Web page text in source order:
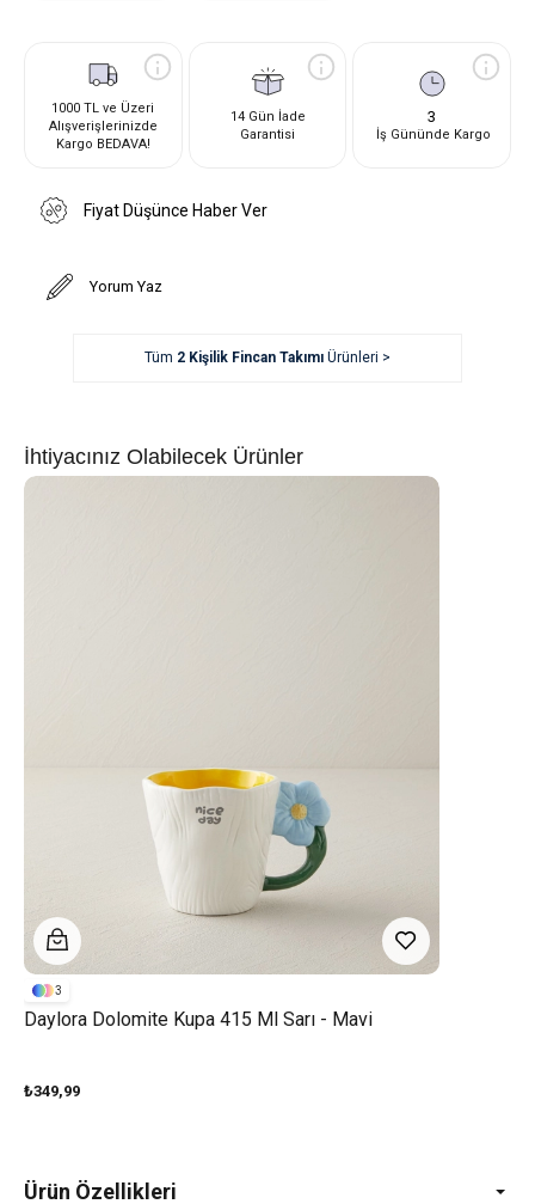
1000 TL ve Üzeri
Alışverişlerinizde
Kargo BEDAVA!
14 Gün İade
Garantisi
3
İş Gününde Kargo
Fiyat Düşünce Haber Ver
Yorum Yaz
Tüm 2 Kişilik Fincan TakımıÜrünleri >
İhtiyacınız Olabilecek Ürünler
Daylora Dolomite Kupa 415 Ml Sarı - Mavi
₺349,99
3
Ürün Özellikleri